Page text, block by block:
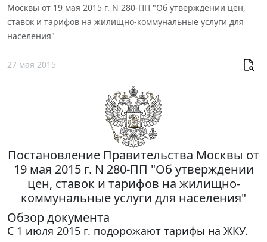
Москвы от 19 мая 2015 г. N 280-ПП "Об утверждении цен,
ставок и тарифов на жилищно-коммунальные услуги для
населения"
27 мая 2015
Постановление Правительства Москвы от
19 мая 2015 г. N 280-ПП "Об утверждении
цен, ставок и тарифов на жилищно-
коммунальные услуги для населения"
Обзор документа
С 1 июля 2015 г. подорожают тарифы на ЖКУ.